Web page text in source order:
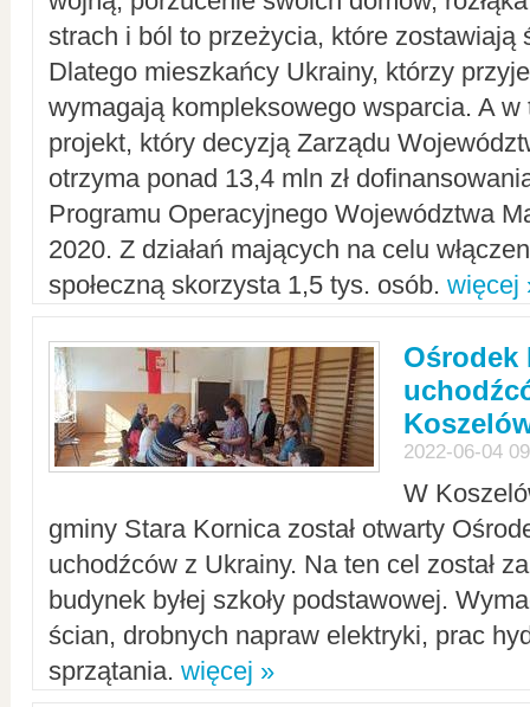
strach i ból to przeżycia, które zostawiają
Dlatego mieszkańcy Ukrainy, którzy
wymagają kompleksowego wsparcia. A w
projekt, który decyzją Zarządu
otrzyma ponad 13,4 mln zł
Programu Operacyjnego Województwa
2020. Z działań mających na celu
społeczną skorzysta 1,5 tys. osób. więcej
Ośrodek
2022-06-04
W
gminy Stara Kornica został otwarty
uchodźców z Ukrainy. Na ten cel został
budynek byłej szkoły podstawowej.
ścian, drobnych napraw elektryki, prac
sprzątania. więcej »